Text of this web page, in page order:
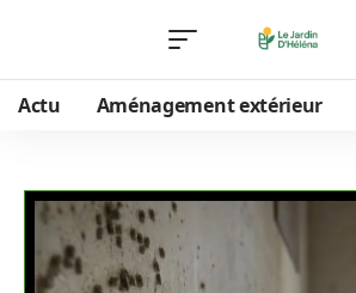
Actu Aménagement extérieur